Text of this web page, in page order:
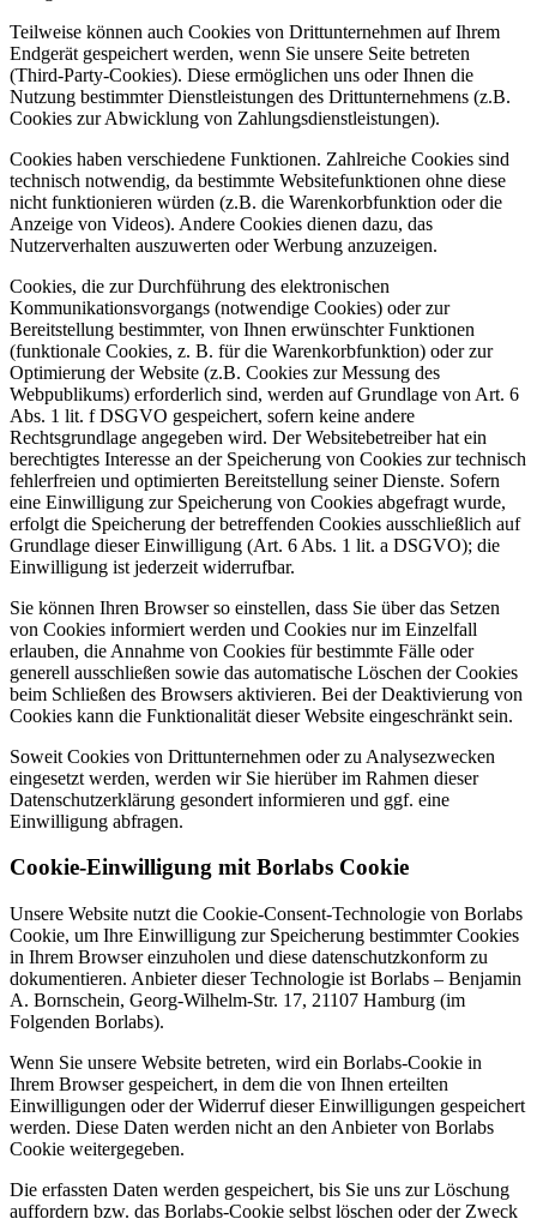
Teilweise können auch Cookies von Drittunternehmen auf Ihrem
Endgerät gespeichert werden, wenn Sie unsere Seite betreten
(Third-Party-Cookies). Diese ermöglichen uns oder Ihnen die
Nutzung bestimmter Dienstleistungen des Drittunternehmens (z.B.
Cookies zur Abwicklung von Zahlungsdienstleistungen).
Cookies haben verschiedene Funktionen. Zahlreiche Cookies sind
technisch notwendig, da bestimmte Websitefunktionen ohne diese
nicht funktionieren würden (z.B. die Warenkorbfunktion oder die
Anzeige von Videos). Andere Cookies dienen dazu, das
Nutzerverhalten auszuwerten oder Werbung anzuzeigen.
Cookies, die zur Durchführung des elektronischen
Kommunikationsvorgangs (notwendige Cookies) oder zur
Bereitstellung bestimmter, von Ihnen erwünschter Funktionen
(funktionale Cookies, z. B. für die Warenkorbfunktion) oder zur
Optimierung der Website (z.B. Cookies zur Messung des
Webpublikums) erforderlich sind, werden auf Grundlage von Art. 6
Abs. 1 lit. f DSGVO gespeichert, sofern keine andere
Rechtsgrundlage angegeben wird. Der Websitebetreiber hat ein
berechtigtes Interesse an der Speicherung von Cookies zur technisch
fehlerfreien und optimierten Bereitstellung seiner Dienste. Sofern
eine Einwilligung zur Speicherung von Cookies abgefragt wurde,
erfolgt die Speicherung der betreffenden Cookies ausschließlich auf
Grundlage dieser Einwilligung (Art. 6 Abs. 1 lit. a DSGVO); die
Einwilligung ist jederzeit widerrufbar.
Sie können Ihren Browser so einstellen, dass Sie über das Setzen
von Cookies informiert werden und Cookies nur im Einzelfall
erlauben, die Annahme von Cookies für bestimmte Fälle oder
generell ausschließen sowie das automatische Löschen der Cookies
beim Schließen des Browsers aktivieren. Bei der Deaktivierung von
Cookies kann die Funktionalität dieser Website eingeschränkt sein.
Soweit Cookies von Drittunternehmen oder zu Analysezwecken
eingesetzt werden, werden wir Sie hierüber im Rahmen dieser
Datenschutzerklärung gesondert informieren und ggf. eine
Einwilligung abfragen.
Cookie-Einwilligung mit Borlabs Cookie
Unsere Website nutzt die Cookie-Consent-Technologie von Borlabs
Cookie, um Ihre Einwilligung zur Speicherung bestimmter Cookies
in Ihrem Browser einzuholen und diese datenschutzkonform zu
dokumentieren. Anbieter dieser Technologie ist Borlabs – Benjamin
A. Bornschein, Georg-Wilhelm-Str. 17, 21107 Hamburg (im
Folgenden Borlabs).
Wenn Sie unsere Website betreten, wird ein Borlabs-Cookie in
Ihrem Browser gespeichert, in dem die von Ihnen erteilten
Einwilligungen oder der Widerruf dieser Einwilligungen gespeichert
werden. Diese Daten werden nicht an den Anbieter von Borlabs
Cookie weitergegeben.
Die erfassten Daten werden gespeichert, bis Sie uns zur Löschung
auffordern bzw. das Borlabs-Cookie selbst löschen oder der Zweck